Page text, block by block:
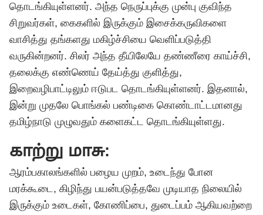
தொடங்கியுள்ளனர். அந்த நெருப்புக்கு முன்பு குவிந்த
சிறுவர்கள், கைகளில் இருக்கும் இசைக்கருவிகளை
வாசித்து தங்களது மகிழ்ச்சியை வெளிப்படுத்தி
வருகின்றனர். சிலர் அந்த தீயிலேயே தண்ணீரை காய்ச்சி,
தலைக்கு எண்ணெய் தேய்த்து குளித்து,
இறைவழிபாட்டிலும் ஈடுபட தொடங்கியுள்ளனர். இதனால்,
இன்று முதலே பொங்கல் பண்டிகை கொண்டாட்டமானது
தமிழ்நாடு முழுவதும் களைகட்ட தொடங்கியுள்ளது.
காற்று மாசு:
ஆரம்பகாலங்களில் பழைய முறம், உடைந்து போன
மரக்கூடை, கிழிந்து பயன்படுத்தவே முடியாத நிலையில்
இருக்கும் உடைகள், கோணிப்பை, துடைப்பம் ஆகியவற்றை